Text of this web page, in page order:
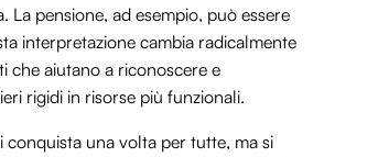
pensione, ad esempio, può essere
interpretazione cambia radicalmente
che aiutano a riconoscere e
rigidi in risorse più funzionali.
una volta per tutte, ma si